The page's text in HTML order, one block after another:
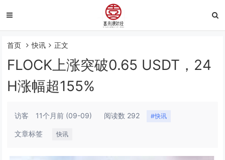
首页 快讯 正文
FLOCK上涨突破0.65 USDT，24
H涨幅超155%
访客 11个月前 (09-09) 阅读数 292 #快讯
文章标签 快讯